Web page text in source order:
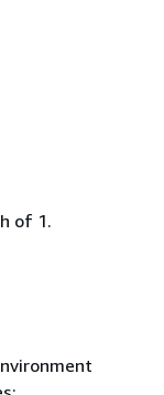
of 1.